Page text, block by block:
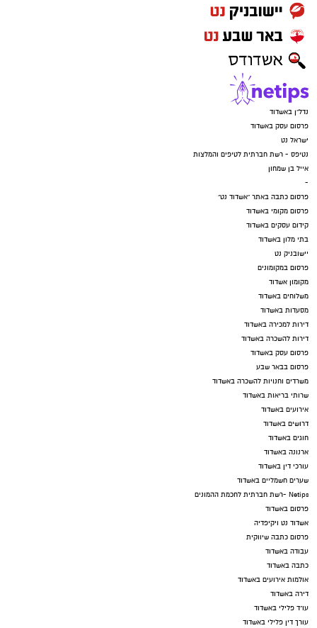
נדל"ן באשדוד
פרסום עסק באשדוד
ישראל נט
נטיפס - רשת חברתית לטיפים והמלצות
אייל בן שמחון
-
פרסום כתבה באתר "אשדוד נט"
פרסום מקומי באשדוד
קידום עסקים באשדוד
בתי מלון באשדוד
יישובניק נט
פרסום במקומונים
מקומון אשדוד
משלוחים באשדוד
מסעדות באשדוד
דירות למכירה באשדוד
דירות להשכרה באשדוד
פרסום עסק באשדוד
פרסום בבאר שבע
משרדים וחנויות להשכרה באשדוד
שרותי בריאות באשדוד
אירועים באשדוד
דרושים באשדוד
חוגים באשדוד
ארנונה באשדוד
עורכי דין באשדוד
שערים חשמליים באשדוד
Netips -רשת חברתית לחכמת ההמונים
פרסום באשדוד
אשדוד נט ויקיפדיה
פרסום כתבה שיווקית
עבודה באשדוד
כתבה באשדוד
אולמות אירועים באשדוד
דירה באשדוד
עו"ד פלילי באשדוד
עורך דין פלילי באשדוד